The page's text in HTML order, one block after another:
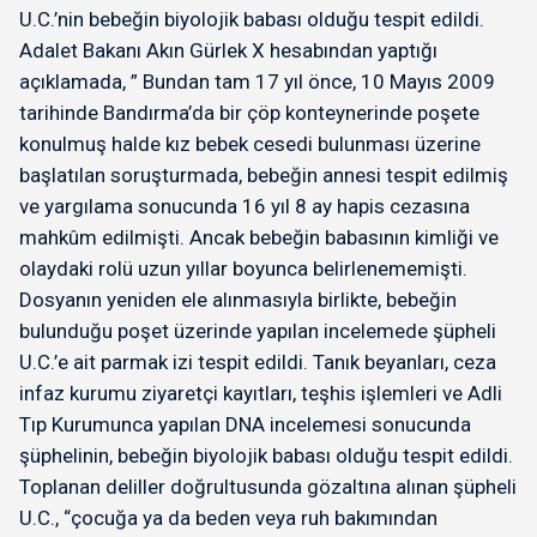
U.C.’nin bebeğin biyolojik babası olduğu tespit edildi.
Adalet Bakanı Akın Gürlek X hesabından yaptığı
açıklamada, ” Bundan tam 17 yıl önce, 10 Mayıs 2009
tarihinde Bandırma’da bir çöp konteynerinde poşete
konulmuş halde kız bebek cesedi bulunması üzerine
başlatılan soruşturmada, bebeğin annesi tespit edilmiş
ve yargılama sonucunda 16 yıl 8 ay hapis cezasına
mahkûm edilmişti. Ancak bebeğin babasının kimliği ve
olaydaki rolü uzun yıllar boyunca belirlenememişti.
Dosyanın yeniden ele alınmasıyla birlikte, bebeğin
bulunduğu poşet üzerinde yapılan incelemede şüpheli
U.C.’e ait parmak izi tespit edildi. Tanık beyanları, ceza
infaz kurumu ziyaretçi kayıtları, teşhis işlemleri ve Adli
Tıp Kurumunca yapılan DNA incelemesi sonucunda
şüphelinin, bebeğin biyolojik babası olduğu tespit edildi.
Toplanan deliller doğrultusunda gözaltına alınan şüpheli
U.C., “çocuğa ya da beden veya ruh bakımından